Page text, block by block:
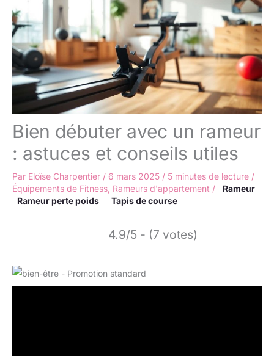
Bien débuter avec un rameur
: astuces et conseils utiles
Par Eloïse Charpentier / 6 mars 2025 / 5 minutes de lecture /
Équipements de Fitness Rameurs d'appartement /
Rameur
Rameur perte poids
Tapis de course
4.9/5 - (7 votes)